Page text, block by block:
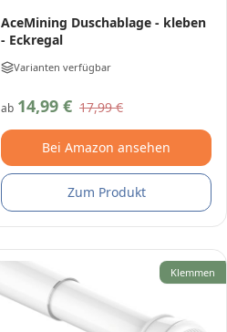
AceMining Duschablage - kleben
- Eckregal
Varianten verfügbar
ab 14,99 € 17,99 €
Bei Amazon ansehen
Zum Produkt
Klemmen